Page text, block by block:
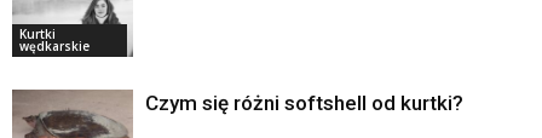
Kurtki
wędkarskie
Czym się różni softshell od kurtki?